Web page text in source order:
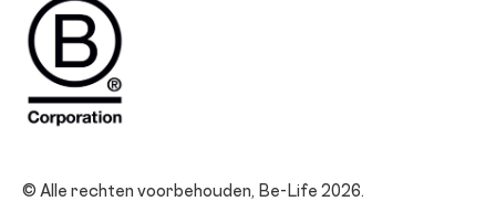
© Alle rechten voorbehouden, Be-Life 2026.